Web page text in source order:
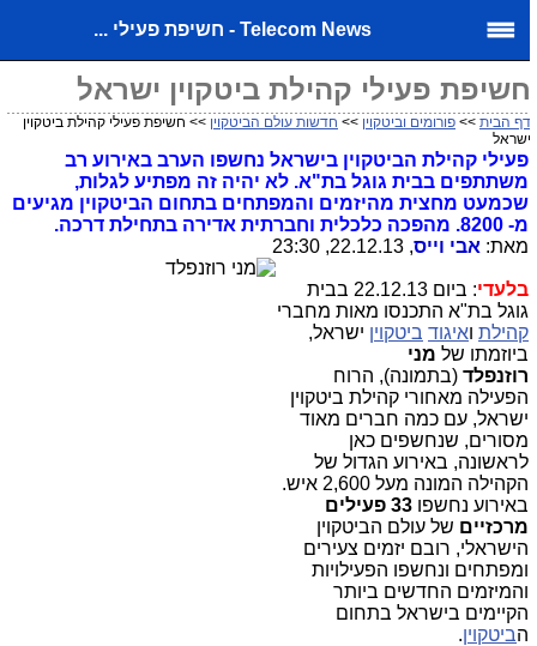
Telecom News - חשיפת פעילי ...
חשיפת פעילי קהילת ביטקוין ישראל
דף הבית>>פורומים וביטקוין>>חדשות עולם הביטקוין>> חשיפת פעילי קהילת ביטקוין
ישראל
פעילי קהילת הביטקוין בישראל נחשפו הערב באירוע רב
משתתפים בבית גוגל בת"א. לא יהיה זה מפתיע לגלות,
שכמעט מחצית מהיזמים והמפתחים בתחום הביטקוין מגיעים
מ- 8200. מהפכה כלכלית וחברתית אדירה בתחילת דרכה.
מאת: אבי וייס, 22.12.13, 23:30
בלעדי
: ביום 22.12.13 בבית
גוגל בת"א התכנסו מאות מחברי
קהילתו איגוד ביטקויןישראל,
ביוזמתו שלמני
רוזנפלד(בתמונה), הרוח
הפעילה מאחורי קהילת ביטקוין
ישראל, עם כמה חברים מאוד
מסורים, שנחשפים כאן
לראשונה, באירוע הגדול של
הקהילה המונה מעל 2,600 איש.
באירוע נחשפו
33 פעילים
מרכזייםשל עולם הביטקוין
הישראלי, רובם יזמים צעירים
ומפתחים ונחשפו הפעילויות
והמיזמים החדשים ביותר
הקיימים בישראל בתחום
הביטקוין.